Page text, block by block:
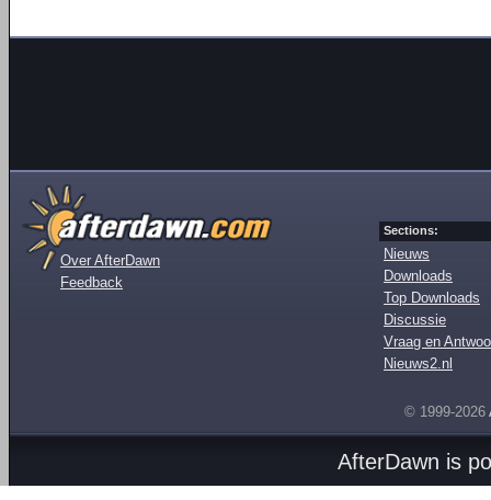
Over AfterDawn
Feedback
Sections:
Nieuws
Downloads
Top Downloads
Discussie
Vraag en
Nieuws2.nl
© 1999-2026
AfterDawn is